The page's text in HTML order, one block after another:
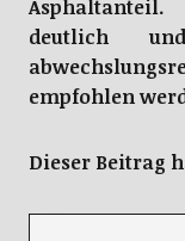
deutlich
empfohlen
Dieser Beitrag